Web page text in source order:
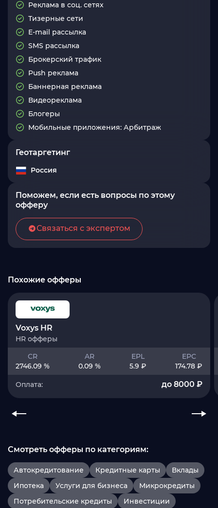
Реклама в соц. сетях
Тизерные сети
E-mail рассылка
SMS рассылка
Брокерский трафик
Push реклама
Баннерная реклама
Видеореклама
Блогеры
Мобильные приложения: Арбитраж
Геотаргетинг
Россия
Поможем, если есть вопросы по этому
офферу
Связаться с экспертом
Похожие офферы
Voxys HR
HR офферы
CR
2746.09 %
AR
0.09 %
EPL
5.9 ₽
EPC
174.78 ₽
Оплата: до 8000 ₽
Смотреть офферы по категориям:
Автокредитование Кредитные карты
Вклады
Ипотека
Услуги для бизнеса
Микрокредиты
Потребительские кредиты
Инвестиции